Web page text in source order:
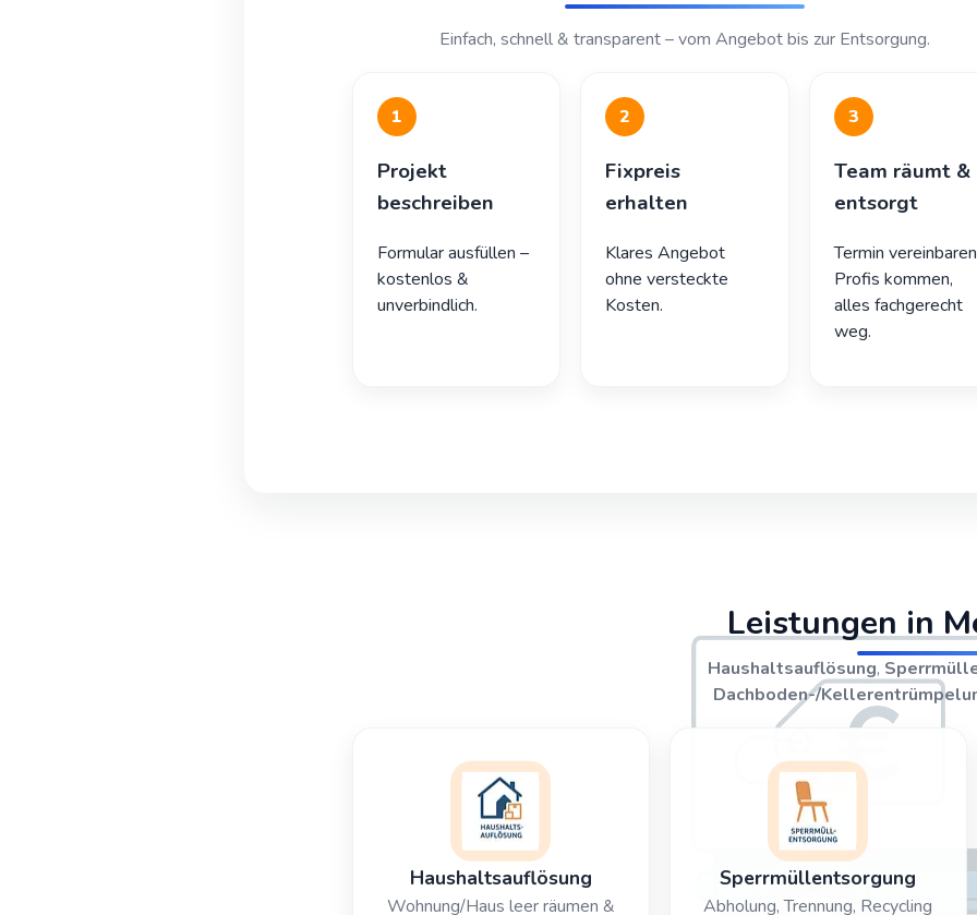
Einfach, schnell & transparent – vom Angebot bis zur Entsorgung.
1
Projekt
beschreiben
Formular ausfüllen –
kostenlos &
unverbindlich.
2
Fixpreis
erhalten
Klares Angebot
ohne versteckte
Kosten.
3
Team räumt &
entsorgt
Termin
Profis kommen,
alles fachgerecht
weg.
Leistungen in
Haushaltsauflösung,
Dachboden-/
Haushaltsauflösung
Wohnung/Haus leer räumen &
Sperrmüllentsorgung
Abholung, Trennung, Recycling